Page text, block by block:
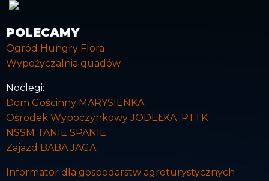
POLECAMY
Ogród Hungry Flora
Wypożyczalnia quadów
Noclegi:
Dom Gościnny MARYSIEŃKA
Ośrodek Wypoczynkowy JODEŁKA PTTK
NSSM TANIE SPANIE
Zajazd BABA JAGA
Informator dla gospodarstw agroturystycznych